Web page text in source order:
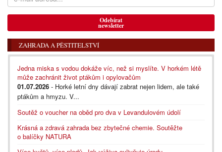
Odebírat
newsletter
ZAHRADA A PĚSTITELSTVÍ
Jedna miska s vodou dokáže víc, než si myslíte. V horkém létě
může zachránit život ptákům i opylovačům
01.07.2026 - Horké letní dny dávají zabrat nejen lidem, ale také
ptákům a hmyzu. V...
Soutěž o voucher na oběd pro dva v Levandulovém údolí
Krásná a zdravá zahrada bez zbytečné chemie. Soutěžte
o balíčky NATURA